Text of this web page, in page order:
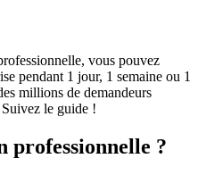
vous pouvez
pendant 1 jour, 1 semaine ou 1
millions de demandeurs
le guide !
professionnelle ?